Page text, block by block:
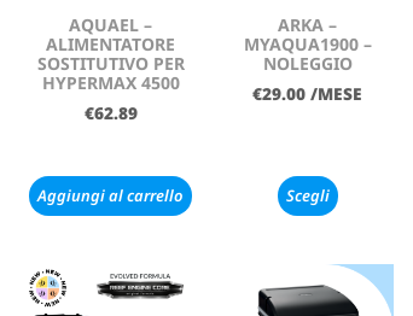
AQUAEL –
ALIMENTATORE
SOSTITUTIVO PER
HYPERMAX 4500
€62.89
Aggiungi al carrello
ARKA –
MYAQUA1900 –
NOLEGGIO
€29.00 /MESE
Scegli